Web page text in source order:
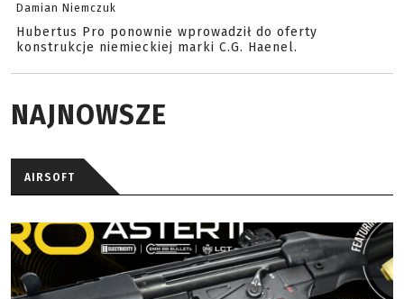
Damian Niemczuk
Hubertus Pro ponownie wprowadził do oferty
konstrukcje niemieckiej marki C.G. Haenel.
NAJNOWSZE
AIRSOFT